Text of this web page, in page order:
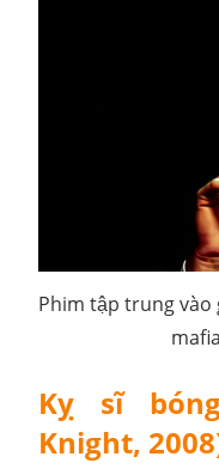
Phim tập trung vào
Kỵ sĩ
Knight,